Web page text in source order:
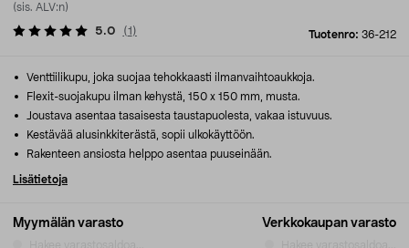
(sis. ALV:n)
Tuotenro: 36-212
5.0 (1 )
Myymälän varasto Verkkokaupan varasto
Venttiilikupu, joka suojaa tehokkaasti ilmanvaihtoaukkoja.
Flexit-suojakupu ilman kehystä, 150 x 150 mm, musta.
Joustava asentaa tasaisesta taustapuolesta, vakaa istuvuus.
Kestävää alusinkkiterästä, sopii ulkokäyttöön.
Rakenteen ansiosta helppo asentaa puuseinään.
Lisätietoja